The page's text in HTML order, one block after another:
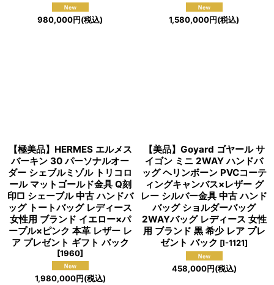
980,000円(税込) 1,580,000円(税込)
【極美品】HERMES エルメス
バーキン 30 パーソナルオー
ダー シェブルミゾル トリコロ
ール マットゴールド金具 Q刻
印□ シェーブル 中古 ハンドバ
ッグ トートバッグ レディース
女性用 ブランド イエロー×パ
ープル×ピンク 本革 レザー レ
ア プレゼント ギフト バック
[1960]
1,980,000円(税込)
【美品】Goyard ゴヤール サ
イゴン ミニ 2WAY ハンドバ
ッグ ヘリンボーン PVCコーテ
ィングキャンバス×レザー グ
レー シルバー金具 中古 ハンド
バッグ ショルダーバッグ
2WAYバッグ レディース 女性
用 ブランド 黒 希少 レア プレ
ゼント バック [I-1121]
458,000円(税込)